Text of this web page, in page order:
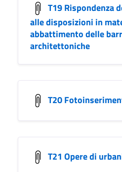
T19 Rispondenza
alle disposizioni in
abbattimento delle
architettoniche
T20
T21 Opere di